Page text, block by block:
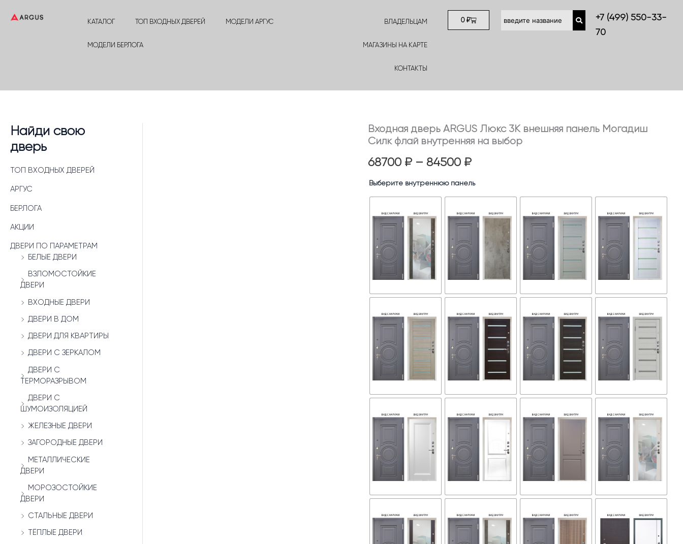
КАТАЛОГ ТОП ВХОДНЫХ ДВЕРЕЙ МОДЕЛИ АРГУС
МОДЕЛИ БЕРЛОГА
ВЛАДЕЛЬЦАМ
МАГАЗИНЫ НА КАРТЕ
КОНТАКТЫ
0 ₽Cart
+7 (499) 550-33-
70
Найди свою
дверь
ТОП ВХОДНЫХ ДВЕРЕЙ
АРГУС
БЕРЛОГА
АКЦИИ
ДВЕРИ ПО ПАРАМЕТРАМ
БЕЛЫЕ ДВЕРИ
ВЗЛОМОСТОЙКИЕ
ДВЕРИ
ВХОДНЫЕ ДВЕРИ
ДВЕРИ В ДОМ
ДВЕРИ ДЛЯ КВАРТИРЫ
ДВЕРИ С ЗЕРКАЛОМ
ДВЕРИ С
ТЕРМОРАЗРЫВОМ
ДВЕРИ С
ШУМОИЗОЛЯЦИЕЙ
ЖЕЛЕЗНЫЕ ДВЕРИ
ЗАГОРОДНЫЕ ДВЕРИ
МЕТАЛЛИЧЕСКИЕ
ДВЕРИ
МОРОЗОСТОЙКИЕ
ДВЕРИ
СТАЛЬНЫЕ ДВЕРИ
ТЁПЛЫЕ ДВЕРИ
Входная дверь ARGUS Люкс 3К внешняя панель Могадиш
Силк флай внутренняя на выбор
68700 ₽ – 84500 ₽
Диапазон
84500 ₽
Выберите внутреннюю панель
Количество
товара
дверь
ARGUS
Люкс
внешняя
Могадиш
флай
внутренняя